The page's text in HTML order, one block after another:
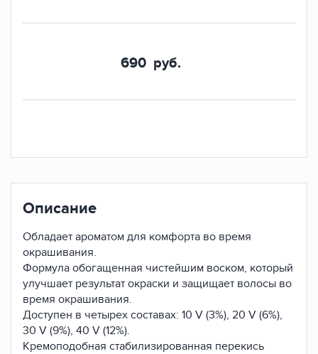
690руб.
Описание
Обладает ароматом для комфорта во время
окрашивания.
Формула обогащенная чистейшим воском, который
улучшает результат окраски и защищает волосы во
время окрашивания.
Доступен в четырех составах: 10 V (3%), 20 V (6%),
30 V (9%), 40 V (12%).
Кремоподобная стабилизированная перекись